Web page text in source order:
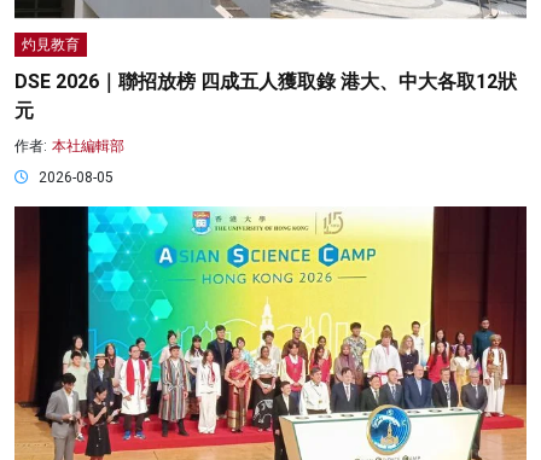
灼見教育
DSE 2026｜聯招放榜 四成五人獲取錄 港大、中大各取12狀
元
作者: 本社編輯部
2026-08-05